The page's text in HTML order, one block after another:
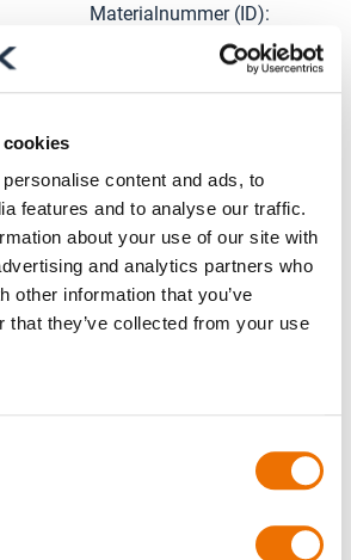
content and ads, to
features and to analyse our traffic.
about your use of our site with
and analytics partners who
other information that you’ve
that they’ve collected from your use
Materialnummer (ID)
p_kupplung-SBk